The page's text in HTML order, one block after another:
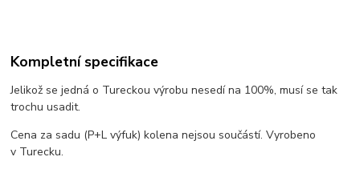
Kompletní specifikace
Jelikož se jedná o Tureckou výrobu nesedí na 100%, musí se tak
trochu usadit.
Cena za sadu (P+L výfuk) kolena nejsou součástí. Vyrobeno
v Turecku.